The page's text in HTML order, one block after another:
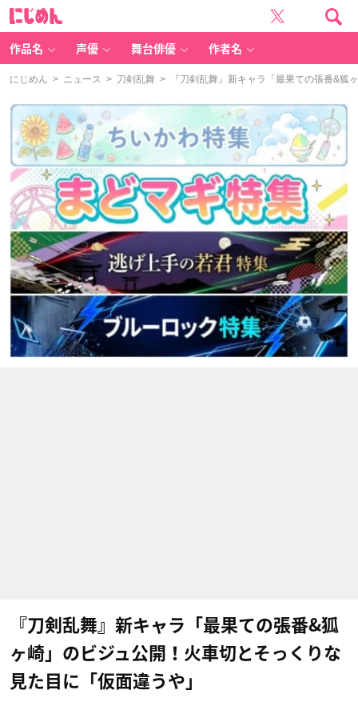
作品名 声優 舞台俳優 作者名
にじめん > ニュース > 刀剣乱舞 > 『刀剣乱舞』新キャラ「最果ての張番&狐
『刀剣乱舞』新キャラ「最果ての張番&狐
ヶ崎」のビジュ公開！火車切とそっくりな
見た目に「仮面違うや」